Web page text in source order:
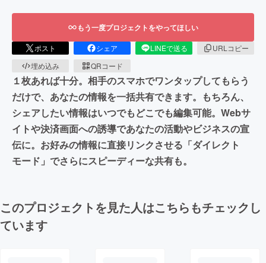
もう一度プロジェクトをやってほしい
ポスト シェア LINEで送る
URLコピー
埋め込み
QRコード
１枚あれば十分。相手のスマホでワンタップしてもらう
だけで、あなたの情報を一括共有できます。もちろん、
シェアしたい情報はいつでもどこでも編集可能。Webサ
イトや決済画面への誘導であなたの活動やビジネスの宣
伝に。お好みの情報に直接リンクさせる「ダイレクト
モード」でさらにスピーディーな共有も。
このプロジェクトを見た人はこちらもチェックし
ています